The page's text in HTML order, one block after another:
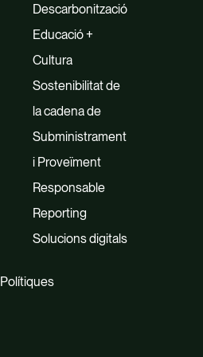
Descarbonització
Educació +
Cultura
Sostenibilitat de
la cadena de
Subministrament
i Proveïment
Responsable
Reporting
Solucions digitals
Polítiques